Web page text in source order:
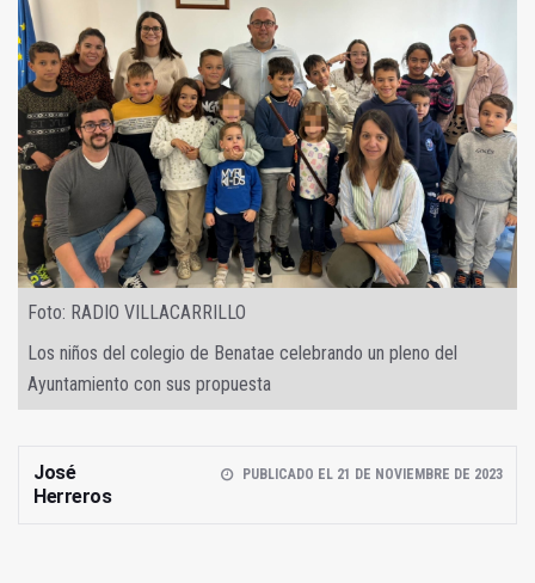
Foto: RADIO VILLACARRILLO
Los niños del colegio de Benatae celebrando un pleno del
Ayuntamiento con sus propuesta
José
Herreros
PUBLICADO EL 21 DE NOVIEMBRE DE 2023